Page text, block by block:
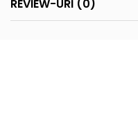
REVIEW-URI (0)